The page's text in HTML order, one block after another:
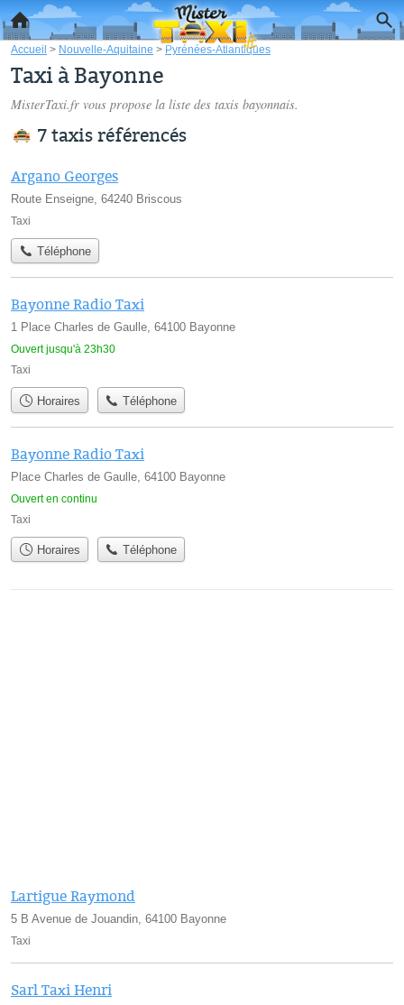
Accueil > Nouvelle-Aquitaine > Pyrénées-Atlantiques
Taxi à Bayonne
MisterTaxi.fr vous propose la liste des taxis bayonnais.
7 taxis référencés
Argano Georges
Route Enseigne, 64240 Briscous
Taxi
Téléphone
Bayonne Radio Taxi
1 Place Charles de Gaulle, 64100 Bayonne
Ouvert jusqu'à 23h30
Taxi
Horaires Téléphone
Bayonne Radio Taxi
Place Charles de Gaulle, 64100 Bayonne
Ouvert en continu
Taxi
Horaires Téléphone
Lartigue Raymond
5 B Avenue de Jouandin, 64100 Bayonne
Taxi
Sarl Taxi Henri